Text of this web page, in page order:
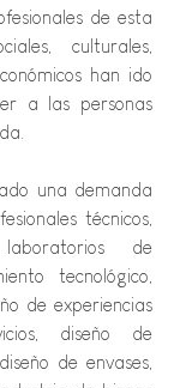
de esta
culturales,
han ido
a las personas
una demanda
técnicos,
de
tecnológico,
de experiencias
diseño de
de envases,